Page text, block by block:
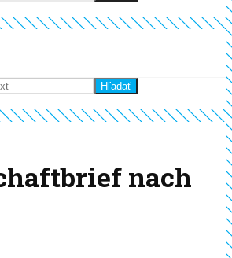
Hľadať
nach